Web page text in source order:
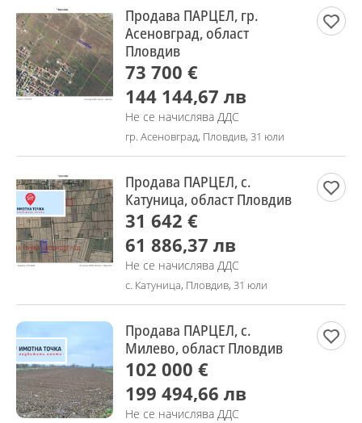
Продава ПАРЦЕЛ, гр.
Асеновград, област
Пловдив
73 700 €
144 144,67 лв
Не се начислява ДДС
гр. Асеновград, Пловдив, 31 юли
Продава ПАРЦЕЛ, с.
Катуница, област Пловдив
31 642 €
61 886,37 лв
Не се начислява ДДС
с. Катуница, Пловдив, 31 юли
Продава ПАРЦЕЛ, с.
Милево, област Пловдив
102 000 €
199 494,66 лв
Не се начислява ДДС